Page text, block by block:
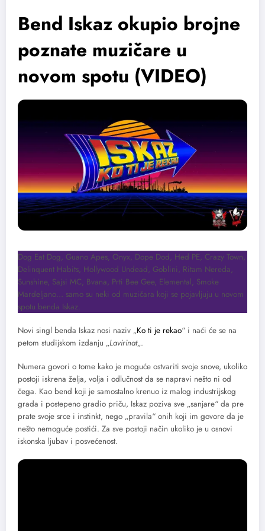
Bend Iskaz okupio brojne
poznate muzičare u
novom spotu (VIDEO)
Dog Eat Dog, Guano Apes, Onyx, Dope Dod, Hed PE, Crazy Town,
Delinquent Habits, Hollywood Undead, Goblini, Ritam Nereda,
Sunshine, Sajsi MC, Bvana, Prti Bee Gee, Elemental, Smoke
Mardeljano… samo su neki od muzičara koji se pojavljuju u novom
spotu benda Iskaz.
Novi singl benda Iskaz nosi naziv „Ko ti je rekao“ i naći će se na
petom studijskom izdanju „Lavirinat„.
Numera govori o tome kako je moguće ostvariti svoje snove, ukoliko
postoji iskrena želja, volja i odlučnost da se napravi nešto ni od
čega. Kao bend koji je samostalno krenuo iz malog industrijskog
grada i postepeno gradio priču, Iskaz poziva sve „sanjare“ da pre
prate svoje srce i instinkt, nego „pravila“ onih koji im govore da je
nešto nemoguće postići. Za sve postoji način ukoliko je u osnovi
iskonska ljubav i posvećenost.